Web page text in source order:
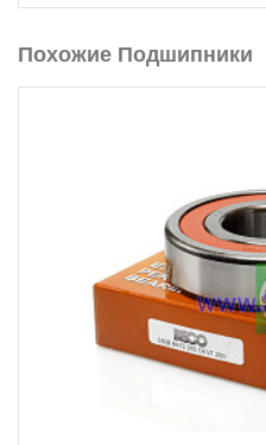
Похожие Подшипники